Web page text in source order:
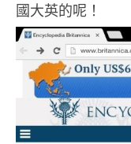
國大英的呢！